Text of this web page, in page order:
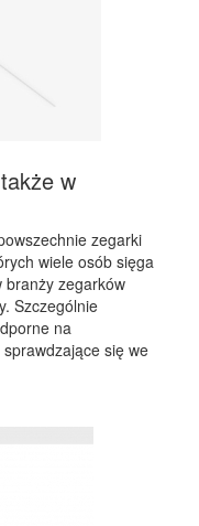
w
zegarki
wiele osób sięga
branży zegarków
Szczególnie
na
się we